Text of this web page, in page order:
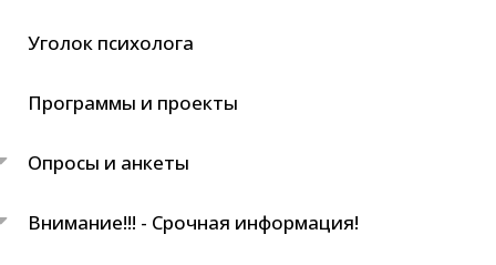
Уголок психолога
Программы и проекты
Опросы и анкеты
Внимание!!! - Срочная информация!